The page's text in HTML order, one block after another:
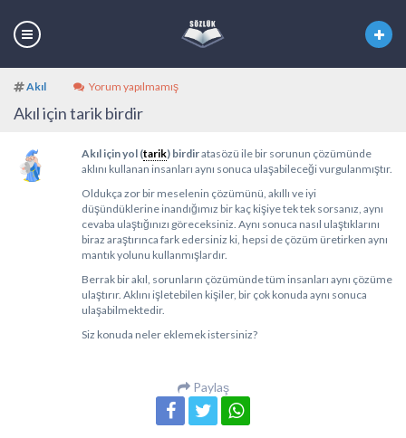
Akıl Yorum yapılmamış
Akıl için tarik birdir
Akıl için yol (tarik) birdiratasözü ile bir sorunun çözümünde
aklını kullanan insanları aynı sonuca ulaşabileceği vurgulanmıştır.
Oldukça zor bir meselenin çözümünü, akıllı ve iyi
düşündüklerine inandığımız bir kaç kişiye tek tek sorsanız, aynı
cevaba ulaştığınızı göreceksiniz. Aynı sonuca nasıl ulaştıklarını
biraz araştırınca fark edersiniz ki, hepsi de çözüm üretirken aynı
mantık yolunu kullanmışlardır.
Berrak bir akıl, sorunların çözümünde tüm insanları aynı çözüme
ulaştırır. Aklını işletebilen kişiler, bir çok konuda aynı sonuca
ulaşabilmektedir.
Siz konuda neler eklemek istersiniz?
Paylaş